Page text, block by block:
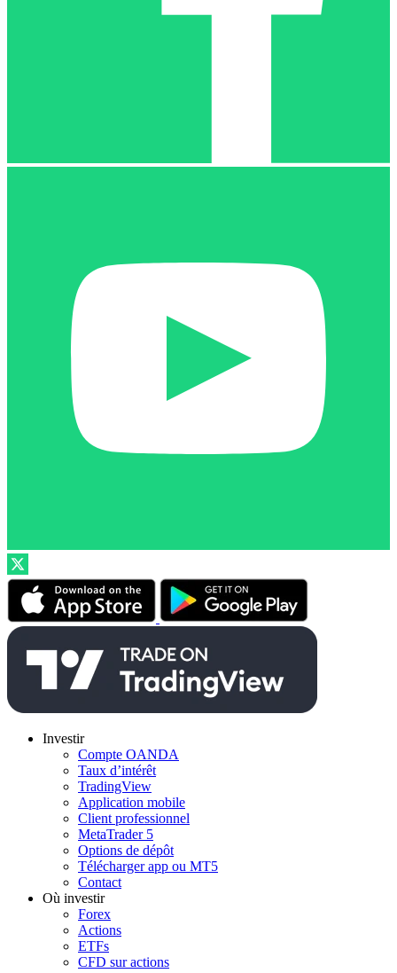
Investir
Compte OANDA
Taux d’intérêt
TradingView
Application mobile
Client professionnel
MetaTrader 5
Options de dépôt
Télécharger app ou MT5
Contact
Où investir
Forex
Actions
ETFs
CFD sur actions